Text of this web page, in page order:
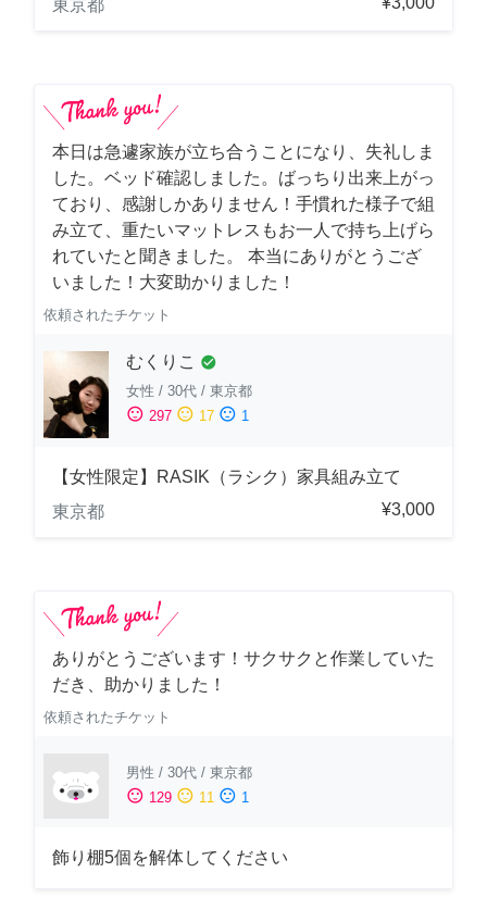
東京都
本日は急遽家族が立ち合うことになり、失礼しま
した。ベッド確認しました。ばっちり出来上がっ
ており、感謝しかありません！手慣れた様子で組
み立て、重たいマットレスもお一人で持ち上げら
れていたと聞きました。 本当にありがとうござ
いました！大変助かりました！
依頼されたチケット
むくりこ check_circle
女性 / 30代 / 東京都
sentiment_satisfied 297 sentiment_neutral 17 sentiment_dissatisfied 1
【女性限定】RASIK（ラシク）家具組み立て
東京都
¥3,000
ありがとうございます！サクサクと作業していた
だき、助かりました！
依頼されたチケット
男性 / 30代 / 東京都
sentiment_satisfied 129 sentiment_neutral 11 sentiment_dissatisfied 1
飾り棚5個を解体してください